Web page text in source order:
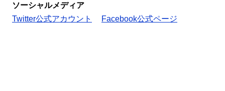
ソーシャルメディア
Twitter公式アカウント
Facebook公式ページ